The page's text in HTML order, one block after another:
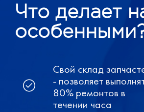
Что делает
Свой склад
- позволяет
80% ремонтов в
течении часа